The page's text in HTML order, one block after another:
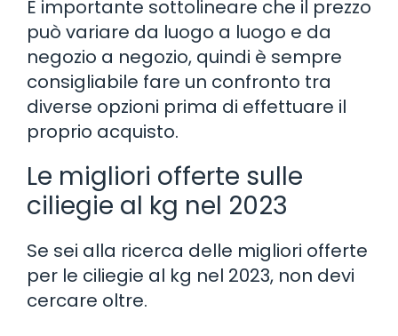
È importante sottolineare che il prezzo
può variare da luogo a luogo e da
negozio a negozio, quindi è sempre
consigliabile fare un confronto tra
diverse opzioni prima di effettuare il
proprio acquisto.
Le migliori offerte sulle
ciliegie al kg nel 2023
Se sei alla ricerca delle migliori offerte
per le ciliegie al kg nel 2023, non devi
cercare oltre.